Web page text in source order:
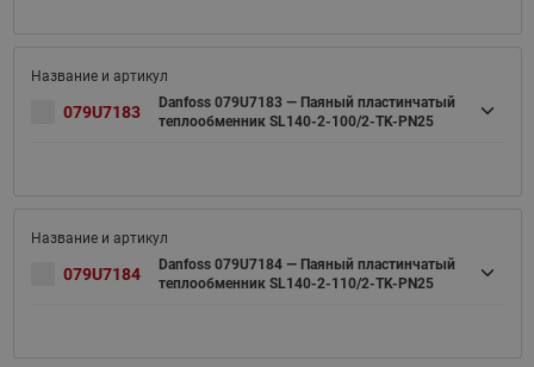
079U7183
Danfoss 079U7183 — Паяный пластинчатый
теплообменник SL140-2-100/2-TK-PN25
079U7184
Danfoss 079U7184 — Паяный пластинчатый
теплообменник SL140-2-110/2-TK-PN25